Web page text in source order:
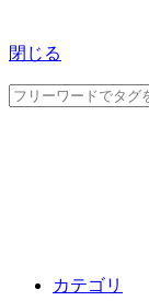
閉じる
カテゴリ